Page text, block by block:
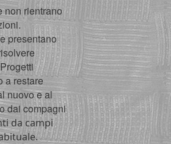
non rientrano
presentano
a restare
nuovo e al
dai compagni
da campi